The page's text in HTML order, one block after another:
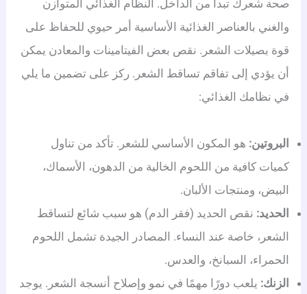
صحة شعرك تبدأ من الداخل. النظام الغذائي المتوازن
والغني بالعناصر الغذائية الأساسية أمر حيوي للحفاظ على
قوة بصيلات الشعر. نقص بعض الفيتامينات والمعادن يمكن
أن يؤدي إلى تفاقم تساقط الشعر.ركز على تضمين ما يلي
في نظامك الغذائي:
البروتين:هو المكون الأساسي للشعر. تأكد من تناول
كميات كافية من اللحوم الخالية من الدهون، الأسماك،
البيض، ومنتجات الألبان.
الحديد:نقص الحديد (فقر الدم) هو سبب شائع لتساقط
الشعر، خاصة عند النساء. المصادر الجيدة تشمل اللحوم
الحمراء، السبانخ، والعدس.
الزنك:يلعب دورًا مهمًا في نمو وإصلاح أنسجة الشعر. يوجد